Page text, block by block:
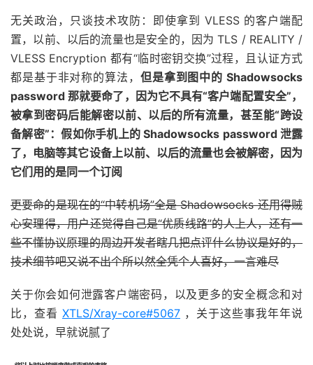
无关政治，只谈技术攻防：即使拿到 VLESS 的客户端配
置，以前、以后的流量也是安全的，因为 TLS / REALITY /
VLESS Encryption 都有“临时密钥交换”过程，且认证方式
都是基于非对称的算法， 但是拿到图中的 Shadowsocks
password 那就要命了，因为它不具有“客户端配置安全”，
被拿到密码后能解密以前、以后的所有流量，甚至能“跨设
备解密”：假如你手机上的 Shadowsocks password 泄露
了，电脑等其它设备上以前、以后的流量也会被解密，因为
它们用的是同一个订阅
更要命的是现在的“中转机场”全是 Shadowsocks 还用得贼
心安理得，用户还觉得自己是“优质线路”的人上人，还有一
些不懂协议原理的周边开发者瞎几把点评什么协议是好的，
技术细节吧又说不出个所以然全凭个人喜好，一言难尽
关于你会如何泄露客户端密码，以及更多的安全概念和对
比，查看 XTLS/Xray-core#5067 ，关于这些事我年年说
处处说，早就说腻了